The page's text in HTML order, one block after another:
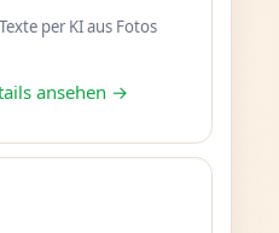
per KI aus Fotos
ansehen →